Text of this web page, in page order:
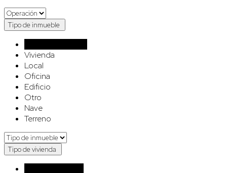
Tipo de inmueble
Vivienda
Local
Oficina
Edificio
Otro
Nave
Terreno
Tipo de vivienda